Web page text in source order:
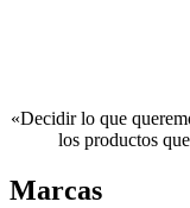
«Decidir lo que
los productos
Marcas